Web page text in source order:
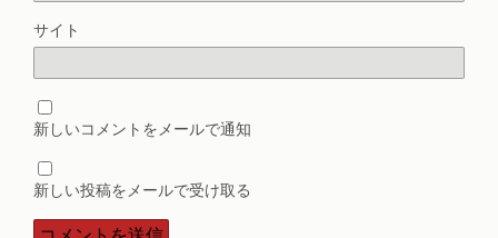
サイト
新しいコメントをメールで通知
新しい投稿をメールで受け取る